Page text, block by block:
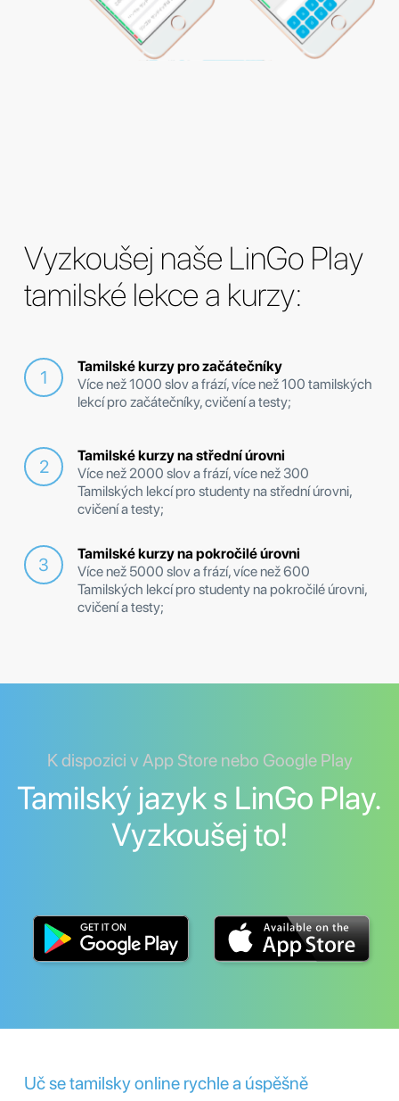
Vyzkoušej naše LinGo Play
tamilské lekce a kurzy:
Tamilské kurzy pro začátečníky
Více než 1000 slov a frází, více než 100 tamilských
lekcí pro začátečníky, cvičení a testy;
Tamilské kurzy na střední úrovni
Více než 2000 slov a frází, více než 300
Tamilských lekcí pro studenty na střední úrovni,
cvičení a testy;
Tamilské kurzy na pokročilé úrovni
Více než 5000 slov a frází, více než 600
Tamilských lekcí pro studenty na pokročilé úrovni,
cvičení a testy;
K dispozici v App Store nebo Google Play
Tamilský jazyk s LinGo Play.
Vyzkoušej to!
Uč se tamilsky online rychle a úspěšně